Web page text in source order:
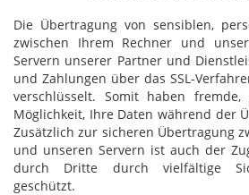
Die Übertragung von sensiblen,
zwischen Ihrem Rechner und
Servern unserer Partner und
und Zahlungen über das SSL-
verschlüsselt. Somit haben
Möglichkeit, Ihre Daten während der
Zusätzlich zur sicheren Übertragung
und unseren Servern ist auch der
durch Dritte durch vielfältige
geschützt.